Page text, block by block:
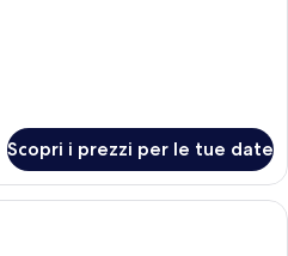
Scopri i prezzi per le tue date
Camera d'albergo moderna con un